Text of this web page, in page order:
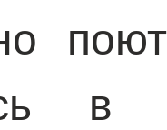
в